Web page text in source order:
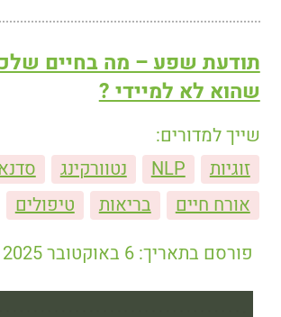
תודעת שפע – מה בחיים
שהוא לא למיידי ?
שייך למדורים:
זוגיות
NLP נטוורקינג
אורח חיים
בריאות טיפולים
פורסם בתאריך: 6 באוקטובר 2025